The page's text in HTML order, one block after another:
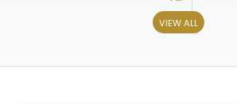
VIEW ALL